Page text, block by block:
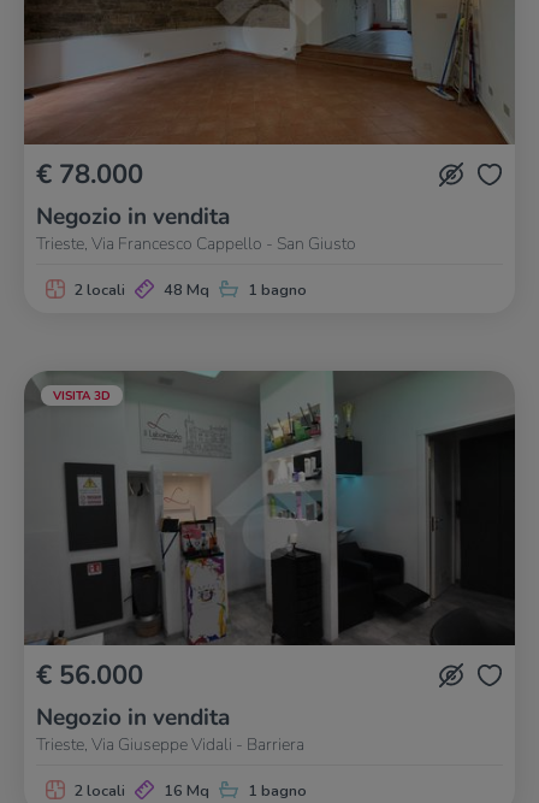
€ 78.000
Negozio in vendita
Trieste, Via Francesco Cappello - San Giusto
2 locali 48 Mq 1 bagno
VISITA 3D
€ 56.000
Negozio in vendita
Trieste, Via Giuseppe Vidali - Barriera
2 locali 16 Mq 1 bagno